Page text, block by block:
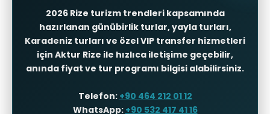
2026 Rize turizm trendlerikapsamında
hazırlanan günübirlik turlar,yayla turları,
Karadeniz turları ve özel VIP transfer hizmetleri
için Aktur Rize ile hızlıca iletişime geçebilir,
anında fiyat ve tur programı bilgisi alabilirsiniz.
Telefon: +90 464 212 01 12
WhatsApp: +90 532 417 41 16